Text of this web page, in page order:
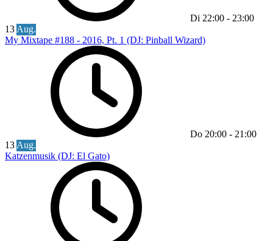
Di 22:00 - 23:00
13 Aug.
My Mixtape #188 - 2016, Pt. 1 (DJ: Pinball Wizard)
Do 20:00 - 21:00
13 Aug.
Katzenmusik (DJ: El Gato)